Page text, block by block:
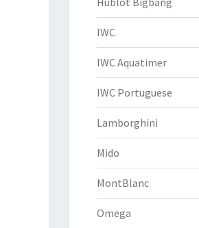
IWC
IWC Aquatimer
IWC Portuguese
Lamborghini
Mido
MontBlanc
Omega